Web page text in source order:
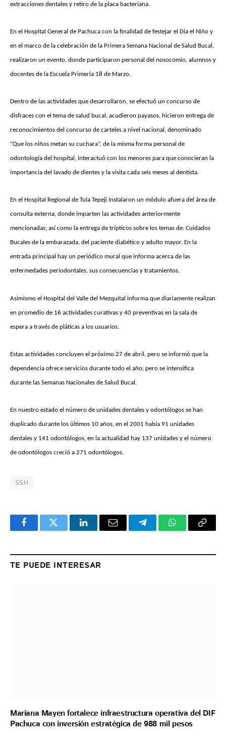
extracciones dentales y retiro de la placa bacteriana.
En el Hospital General de Pachuca con la finalidad de festejar el Día el Niño y
en el marco de la celebración de la Primera Semana Nacional de Salud Bucal,
realizaron un evento, donde participaron personal del nosocomio, alumnos y
docentes de la Escuela Primeria 18 de Marzo.
Dentro de las actividades que desarrollaron, se efectuó un concurso de
disfraces con el tema de salud bucal, acudieron payasos, hicieron entrega de
reconocimientos del concurso de carteles a nivel nacional, denominado
“Que los niños metan su cuchara”, de la misma forma personal de
odontología del hospital, interactuó con los menores para que conocieran la
importancia del lavado de dientes y la visita cada seis meses al dentista.
En el Hospital Regional de Tula Tepeji instalaron un módulo afuera del área de
consulta externa, donde imparten las actividades anteriormente
mencionadas; así como la entrega de trípticos sobre los temas de: Cuidados
Bucales de la embarazada, del paciente diabético y adulto mayor. En la
entrada principal hay un periódico mural que informa acerca de las
enfermedades periodontales, sus consecuencias y tratamientos.
Asimismo el Hospital del Valle del Mezquital informa que diariamente realizan
en promedio de 16 actividades curativas y 40 preventivas en la sala de
espera a través de pláticas a los usuarios.
Estas actividades concluyen el próximo 27 de abril, pero se informó que la
dependencia ofrece servicios durante todo el año; pero se intensifica
durante las Semanas Nacionales de Salud Bucal.
En nuestro estado el número de unidades dentales y odontólogos se han
duplicado durante los últimos 10 años, en el 2001 había 91 unidades
dentales y 141 odontólogos, en la actualidad hay 137 unidades y el número
de odontólogos creció a 271 odontólogos.
SSH
FacebookTwitter LinkedInEmail TelegramWhatsApp
Copy
TE PUEDE INTERESAR
Mariana Mayen fortalece infraestructura operativa del DIF
Pachuca con inversión estratégica de 988 mil pesos